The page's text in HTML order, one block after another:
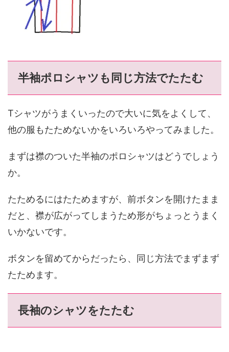
半袖ポロシャツも同じ方法でたたむ
Tシャツがうまくいったので大いに気をよくして、
他の服もたためないかをいろいろやってみました。
まずは襟のついた半袖のポロシャツはどうでしょう
か。
たためるにはたためますが、前ボタンを開けたまま
だと、襟が広がってしまうため形がちょっとうまく
いかないです。
ボタンを留めてからだったら、同じ方法でまずまず
たためます。
長袖のシャツをたたむ